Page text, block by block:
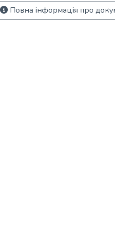
Повна інформація про